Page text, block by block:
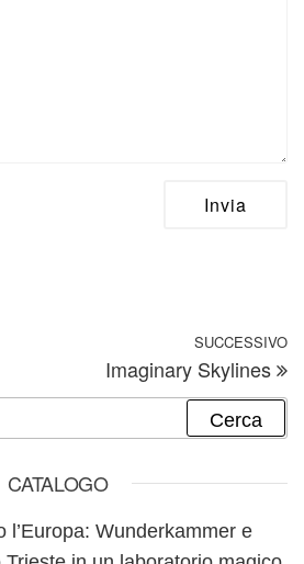
SUCCESSIVO
Imaginary Skylines
CATALOGO
l’Europa: Wunderkammer e